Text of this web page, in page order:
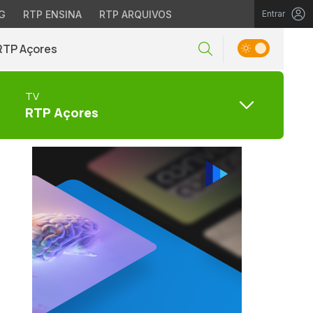
RTP ENSINA RTP ARQUIVOS Entrar
Açores
TV
RTP Açores